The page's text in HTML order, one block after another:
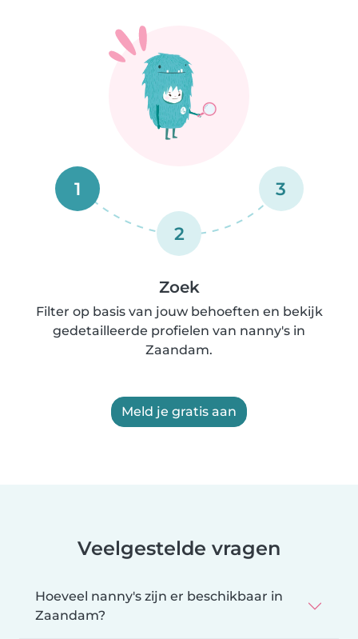
1
2
3
Zoek
Filter op basis van jouw behoeften en bekijk
gedetailleerde profielen van nanny's in
Zaandam.
Meld je gratis aan
Veelgestelde vragen
Hoeveel nanny's zijn er beschikbaar in
Zaandam?